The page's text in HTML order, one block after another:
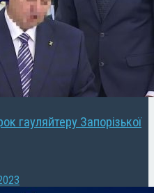
гауляйтеру Запорізької